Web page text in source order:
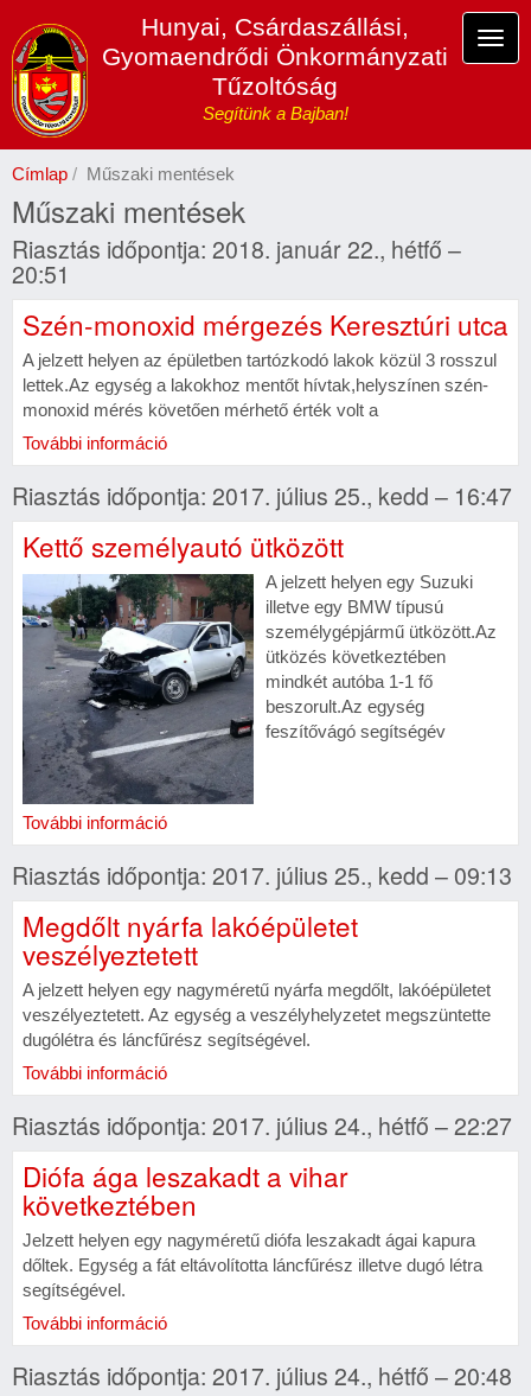
tartalomra
Hunyai, Csárdaszállási,
Gyomaendrődi Önkormányzati
Tűzoltóság
Segítünk a Bajban!
Címlap Műszaki mentések
Műszaki mentések
Riasztás időpontja: 2018. január 22., hétfő –
20:51
Szén-monoxid mérgezés Keresztúri utca
A jelzett helyen az épületben tartózkodó lakok közül 3 rosszul
lettek.Az egység a lakokhoz mentőt hívtak,helyszínen szén-
monoxid mérés követően mérhető érték volt a
További információ
Riasztás időpontja: 2017. július 25., kedd – 16:47
Kettő személyautó ütközött
A jelzett helyen egy Suzuki
illetve egy BMW típusú
személygépjármű ütközött.Az
ütközés következtében
mindkét autóba 1-1 fő
beszorult.Az egység
feszítővágó segítségév
További információ
Riasztás időpontja: 2017. július 25., kedd – 09:13
Megdőlt nyárfa lakóépületet
veszélyeztetett
A jelzett helyen egy nagyméretű nyárfa megdőlt, lakóépületet
veszélyeztetett. Az egység a veszélyhelyzetet megszüntette
dugólétra és láncfűrész segítségével.
További információ
Riasztás időpontja: 2017. július 24., hétfő – 22:27
Diófa ága leszakadt a vihar
következtében
Jelzett helyen egy nagyméretű diófa leszakadt ágai kapura
dőltek. Egység a fát eltávolította láncfűrész illetve dugó létra
segítségével.
További információ
Riasztás időpontja: 2017. július 24., hétfő – 20:48